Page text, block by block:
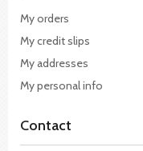
My orders
My credit slips
My addresses
My personal info
Contact